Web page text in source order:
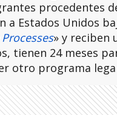
procedentes
a Estados Unidos
» y reciben
tienen 24 meses
otro programa